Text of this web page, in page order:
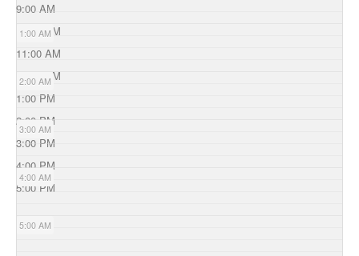
1:00 AM
2:00 AM
3:00 AM
4:00 AM
5:00 AM
9:00 AM
10:00 AM
11:00 AM
12:00 PM
1:00 PM
2:00 PM
3:00 PM
4:00 PM
5:00 PM